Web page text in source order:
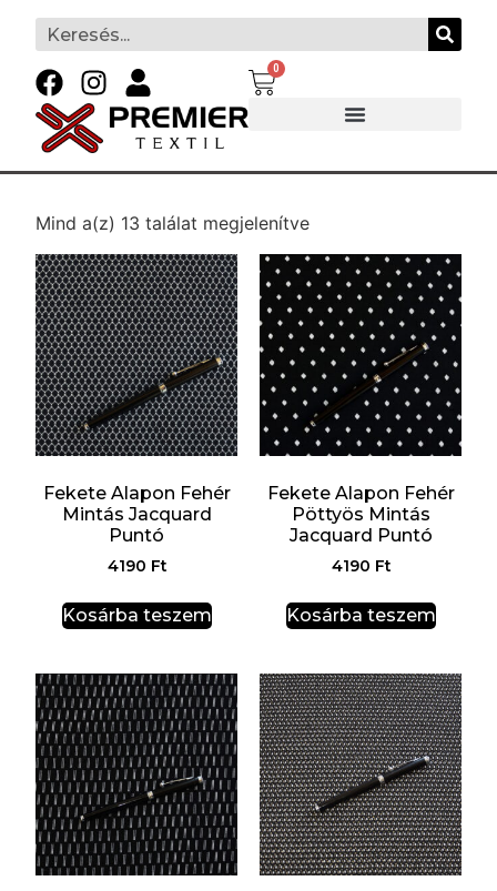
0
Mind a(z) 13 találat megjelenítve
Fekete Alapon Fehér
Mintás Jacquard
Puntó
4190 Ft
Kosárba teszem
Fekete Alapon Fehér
Pöttyös Mintás
Jacquard Puntó
4190 Ft
Kosárba teszem